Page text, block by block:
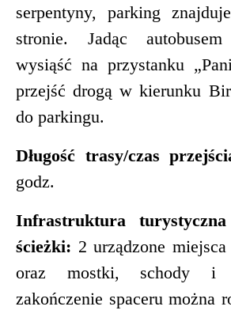
serpentyny, parking
stronie. Jadąc
wysiąść na przystanku
przejść drogą w kierunku
do parkingu.
Długość trasy/czas
godz.
Infrastruktura
ścieżki: 2 urządzone
oraz mostki, schody i
zakończenie spaceru można